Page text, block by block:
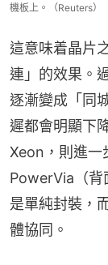
機板上。（Reuters）
這意味着晶片
連」的效果。
逐漸變成「同
遲都會明顯下
Xeon，則進一
PowerVia（背
是單純封裝，
體協同。